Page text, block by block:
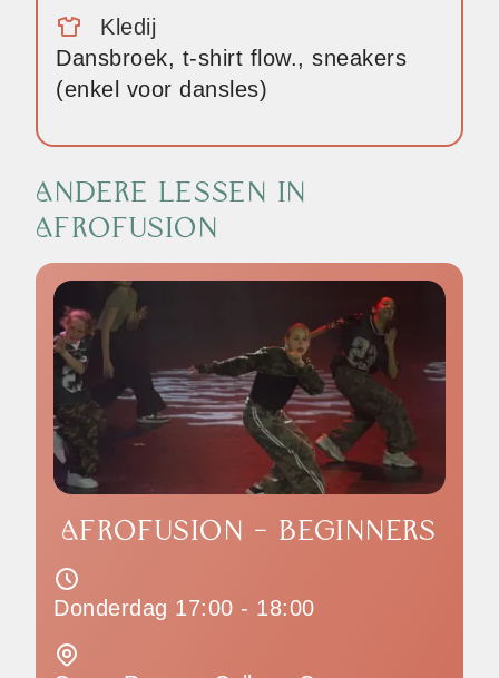
Kledij
Dansbroek, t-shirt flow., sneakers
(enkel voor dansles)
ANDERE LESSEN IN
AFROFUSION
AFROFUSION - BEGINNERS
Donderdag 17:00 - 18:00